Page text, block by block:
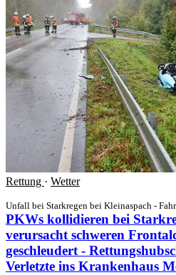
Rettung · Wetter
Unfall bei Starkregen bei Kleinaspach -
PKWs kollidieren bei
verursacht schweren
geschleudert -
Verletzte ins Krankenhaus